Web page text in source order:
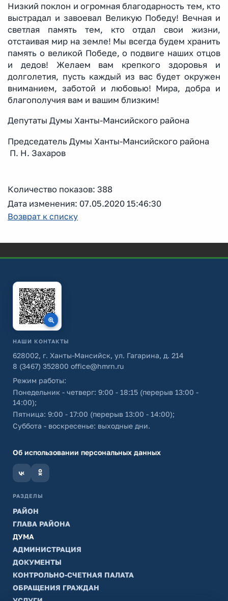
Низкий поклон и огромная благодарность тем, кто
выстрадал и завоевал Великую Победу! Вечная и
светлая память тем, кто отдал свои жизни,
отстаивая мир на земле! Мы всегда будем хранить
память о великой Победе, о подвиге наших отцов
и дедов! Желаем вам крепкого здоровья и
долголетия, пусть каждый из вас будет окружен
вниманием, заботой и любовью! Мира, добра и
благополучия вам и вашим близким!
Депутаты Думы Ханты-Мансийского района
Председатель Думы Ханты-Мансийского района
П. Н. Захаров
Количество показов: 388
Дата изменения: 07.05.2020 15:46:30
Возврат к списку
НАШИ КОНТАКТЫ
628002, г. Ханты-Мансийск, ул. Гагарина, д. 214
8 (3467) 352800 office@hmrn.ru
Режим работы:
Понедельник - четверг: 9:00 - 18:15 (перерыв 13:00 -
14:00);
Пятница: 9:00 - 17:00 (перерыв 13:00 - 14:00);
Суббота - воскресенье: выходные дни.
Об использовании персональных данных
РАЗДЕЛЫ
РАЙОН
ГЛАВА РАЙОНА
ДУМА
АДМИНИСТРАЦИЯ
ДОКУМЕНТЫ
КОНТРОЛЬНО-СЧЕТНАЯ ПАЛАТА
ОБРАЩЕНИЯ ГРАЖДАН